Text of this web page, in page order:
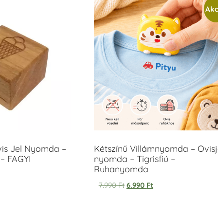
Jel Nyomda –
FAGYI
Kétszínű Villámnyomda –
nyomda – Tigrisfiú –
Ruhanyomda
7.990Ft 6.990 Ft